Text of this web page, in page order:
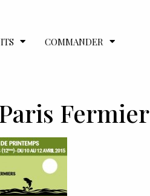
COMMANDER
Fermier